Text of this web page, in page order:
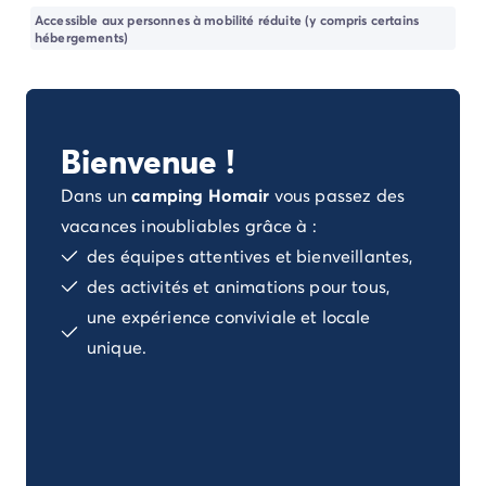
Camping Porto Vecchio
Camping Haute-Corse
Camping Hauts-de-France
Camping Ile-de-France
Camping Paris
Camping Languedoc-Roussillon
Camping Aude
Camping Carcassonne
Camping Narbonne
Camping Gard
Camping Grau-du-Roi
Accessible aux personnes à mobilité réduite (y compris certains
hébergements)
Bienvenue !
Dans uncamping Homair vous passez des
vacances inoubliables grâce à :
des équipes attentives et bienveillantes,
des activités et animations pour tous,
une expérience conviviale et locale
unique.